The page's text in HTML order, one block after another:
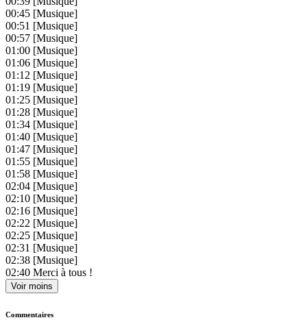
00:45 [Musique]
00:51 [Musique]
00:57 [Musique]
01:00 [Musique]
01:06 [Musique]
01:12 [Musique]
01:19 [Musique]
01:25 [Musique]
01:28 [Musique]
01:34 [Musique]
01:40 [Musique]
01:47 [Musique]
01:55 [Musique]
01:58 [Musique]
02:04 [Musique]
02:10 [Musique]
02:16 [Musique]
02:22 [Musique]
02:25 [Musique]
02:31 [Musique]
02:38 [Musique]
02:40 Merci à tous !
Voir moins
Commentaires